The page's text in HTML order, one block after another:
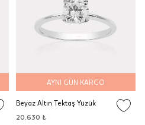
AYNI GÜN KARGO
Beyaz Altın Tektaş Yüzük
20.630 ₺